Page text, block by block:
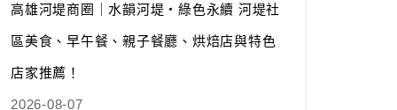
高雄河堤商圈｜水韻河堤‧綠色永續 河堤社
區美食、早午餐、親子餐廳、烘焙店與特色
店家推薦！
2026-08-07